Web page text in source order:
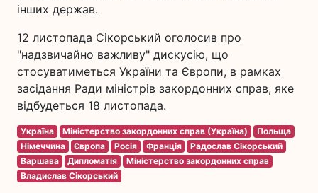
інших держав.
12 листопада Сікорський оголосив про
"надзвичайно важливу" дискусію, що
стосуватиметься України та Європи, в рамках
засідання Ради міністрів закордонних справ, яке
відбудеться 18 листопада.
Україна Міністерство закордонних справ (Україна)
Польща
Німеччина
Європа Росія Франція
Радослав Сікорський
Варшава
Дипломатія
Міністерство закордонних справ
Владислав Сікорський